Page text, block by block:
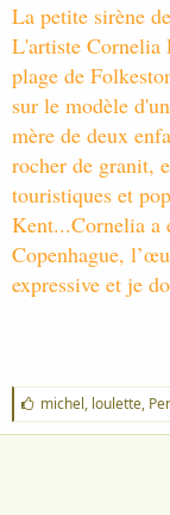
La petite sirène
L'artiste Cornelia
plage de
sur le modèle
mère de deux
rocher de granit,
touristiques et
Kent...Cornelia a
Copenhague,
expressive et je
J
'
a
michel, loulette,